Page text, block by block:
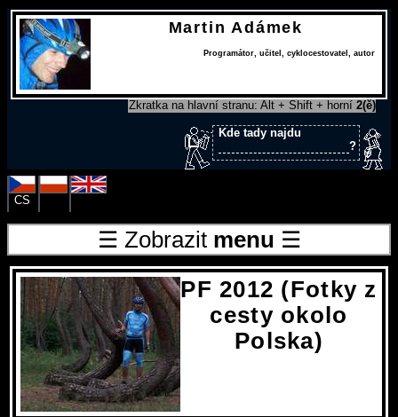
Martin Adámek
Programátor, učitel cyklocestovatel autor
Zkratka na hlavní stranu: Alt + Shift + horní 2(ě)
Kde tady najdu
?
CS
☰ Zobrazit menu ☰
PF 2012 (Fotky z
cesty okolo
Polska)